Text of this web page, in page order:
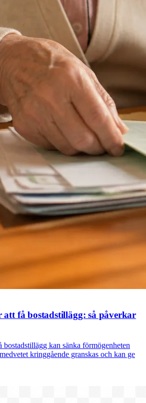
att få bostadstillägg: så påverkar
kan sänka förmögenheten
kringgående granskas och kan ge